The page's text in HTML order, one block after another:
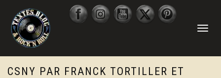
DÉPLIER
CSNY PAR FRANCK TORTILLER ET